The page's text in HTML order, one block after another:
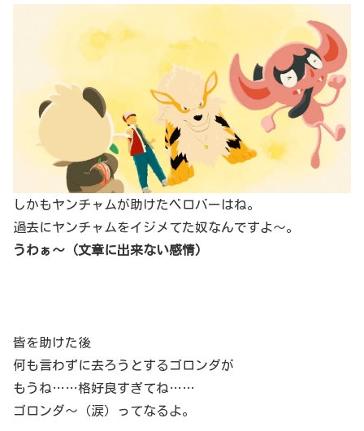
しかもヤンチャムが助けたベロバーはね。
過去にヤンチャムをイジメてた奴なんですよ～。
うわぁ～（文章に出来ない感情）
皆を助けた後
何も言わずに去ろうとするゴロンダが
もうね……格好良すぎてね……
ゴロンダ～（涙）ってなるよ。